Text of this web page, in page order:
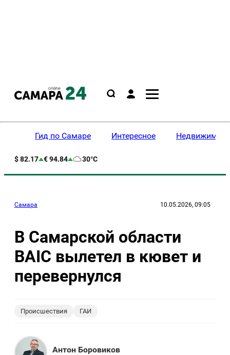
Гид по Самаре Интересное
$ 82.17 € 94.84 30°C
Самара 10.05.2026, 09:05
В Самарской области
BAIC вылетел в кювет и
перевернулся
Происшествия ГАИ
Антон Боровиков